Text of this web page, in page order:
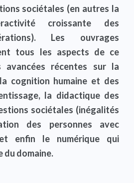
sociétales (en autres la
croissante des
Les ouvrages
tous les aspects de ce
avancées récentes sur la
cognition humaine et des
la didactique des
sociétales (inégalités
des personnes avec
enfin le numérique qui
du domaine.